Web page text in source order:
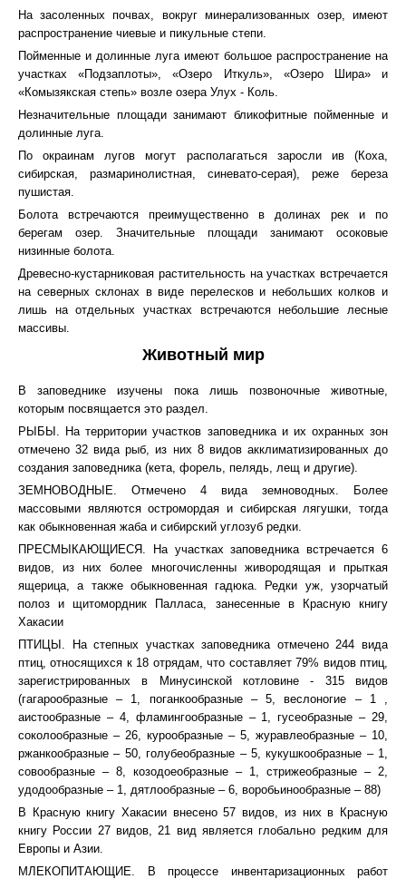
На засоленных почвах, вокруг минерализованных озер, имеют
распространение чиевые и пикульные степи.
Пойменные и долинные луга имеют большое распространение на
участках «Подзаплоты», «Озеро Иткуль», «Озеро Шира» и
«Комызякская степь» возле озера Улух - Коль.
Незначительные площади занимают бликофитные пойменные и
долинные луга.
По окраинам лугов могут располагаться заросли ив (Коха,
сибирская, размаринолистная, синевато-серая), реже береза
пушистая.
Болота встречаются преимущественно в долинах рек и по
берегам озер. Значительные площади занимают осоковые
низинные болота.
Древесно-кустарниковая растительность на участках встречается
на северных склонах в виде перелесков и небольших колков и
лишь на отдельных участках встречаются небольшие лесные
массивы.
Животный мир
В заповеднике изучены пока лишь позвоночные животные,
которым посвящается это раздел.
РЫБЫ. На территории участков заповедника и их охранных зон
отмечено 32 вида рыб, из них 8 видов акклиматизированных до
создания заповедника (кета, форель, пелядь, лещ и другие).
ЗЕМНОВОДНЫЕ. Отмечено 4 вида земноводных. Более
массовыми являются остромордая и сибирская лягушки, тогда
как обыкновенная жаба и сибирский углозуб редки.
ПРЕСМЫКАЮЩИЕСЯ. На участках заповедника встречается 6
видов, из них более многочисленны живородящая и прыткая
ящерица, а также обыкновенная гадюка. Редки уж, узорчатый
полоз и щитомордник Палласа, занесенные в Красную книгу
Хакасии
ПТИЦЫ. На степных участках заповедника отмечено 244 вида
птиц, относящихся к 18 отрядам, что составляет 79% видов птиц,
зарегистрированных в Минусинской котловине - 315 видов
(гагарообразные – 1, поганкообразные – 5, веслоногие – 1 ,
аистообразные – 4, фламингообразные – 1, гусеобразные – 29,
соколообразные – 26, курообразные – 5, журавлеобразные – 10,
ржанкообразные – 50, голубеобразные – 5, кукушкообразные – 1,
совообразные – 8, козодоеобразные – 1, стрижеобразные – 2,
удодообразные – 1, дятлообразные – 6, воробьинообразные – 88)
В Красную книгу Хакасии внесено 57 видов, из них в Красную
книгу России 27 видов, 21 вид является глобально редким для
Европы и Азии.
МЛЕКОПИТАЮЩИЕ. В процессе инвентаризационных работ